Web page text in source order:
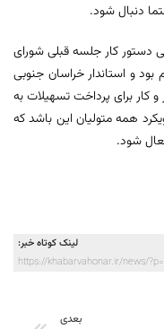
دنبال شود.
دستور کار جلسه قبلی شورای
و استاندار خراسان جنوبی
برای پرداخت تسهیلات به
همه متولیان این باشد که
شود.
لینک کوتاه خبر:
https://khabarvahonar.ir/news/
بعدی